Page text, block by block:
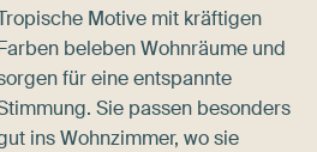
Motive mit kräftigen
beleben Wohnräume und
für eine entspannte
Sie passen besonders
ins Wohnzimmer, wo sie